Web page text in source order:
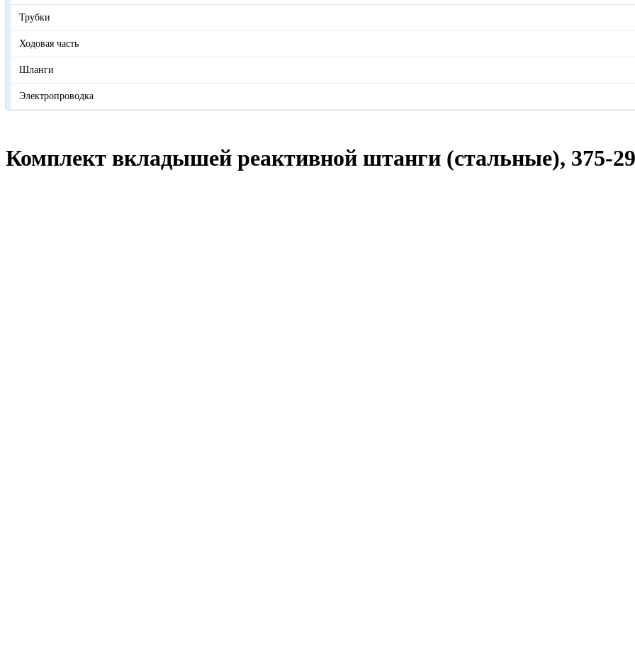
Трубки
Ходовая часть
Шланги
Электропроводка
Комплект вкладышей реактивной штанги (стальные), 375-